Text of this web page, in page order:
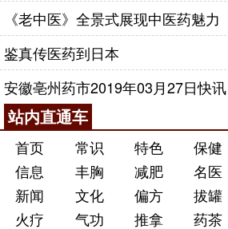
《老中医》全景式展现中医药魅力
鉴真传医药到日本
安徽亳州药市2019年03月27日快讯
站内直通车
首页 常识 特色 保健
信息
丰胸 减肥 名医
新闻
文化 偏方 拔罐
火疗
气功 推拿 药茶